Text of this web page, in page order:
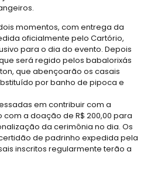
momentos, com entrega da
oficialmente pelo Cartório,
para o dia do evento. Depois
será regido pelos babalorixás
que abençoarão os casais
por banho de pipoca e
em contribuir com a
a doação de R$ 200,00 para
da cerimônia no dia. Os
de padrinho expedida pela
inscritos regularmente terão a